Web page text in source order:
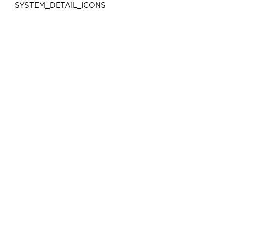
SYSTEM_DETAIL_ICONS